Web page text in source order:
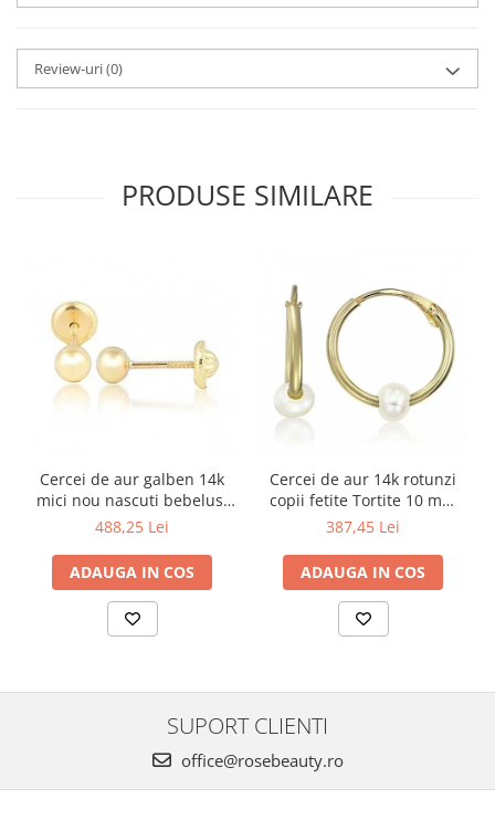
Review-uri(0)
PRODUSE SIMILARE
Cercei de aur galben 14k
mici nou nascuti bebelusi
Bilute 4mm
488,25 Lei
ADAUGA IN COS
Cercei de aur 14k rotunzi
copii fetite Tortite 10 mm
perluta
387,45 Lei
ADAUGA IN COS
SUPORT CLIENTI
office@rosebeauty.ro